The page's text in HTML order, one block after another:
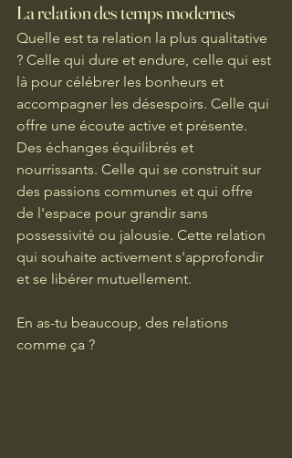
La relation des temps modernes
Quelle est ta relation la plus qualitative
? Celle qui dure et endure, celle qui est
là pour célébrer les bonheurs et
accompagner les désespoirs. Celle qui
offre une écoute active et présente.
Des échanges équilibrés et
nourrissants. Celle qui se construit sur
des passions communes et qui offre
de l'espace pour grandir sans
possessivité ou jalousie. Cette relation
qui souhaite activement s'approfondir
et se libérer mutuellement.
En as-tu beaucoup, des relations
comme ça ?